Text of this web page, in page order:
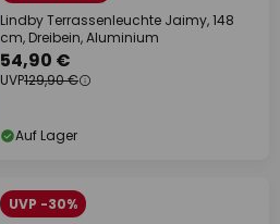
Lindby Terrassenleuchte Jaimy, 148
cm, Dreibein, Aluminium
54,90 €
UVP129,90 €
Auf Lager
UVP -30%